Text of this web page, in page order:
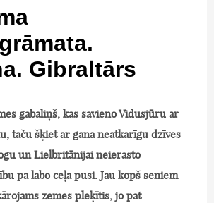
Gibraltārs
gabaliņš, kas savieno Vidusjūru ar
taču šķiet ar gana neatkarīgu dzīves
un Lielbritānijai neierasto
pa labo ceļa pusi. Jau kopš seniem
zemes pleķītis, jo pat